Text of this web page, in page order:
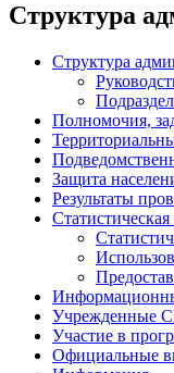
Структура
Структура
Полномочия,
Защита
Результаты
Учрежденные
Участие в
Официальные